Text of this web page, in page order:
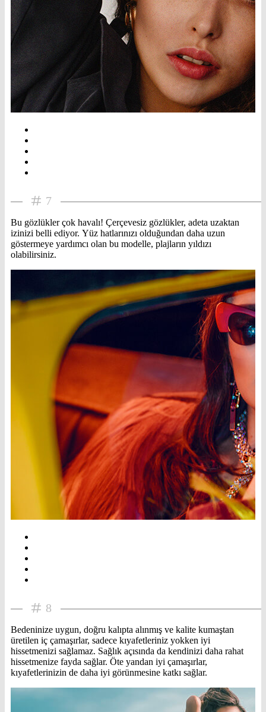
7
Bu gözlükler çok havalı! Çerçevesiz gözlükler, adeta uzaktan
izinizi belli ediyor. Yüz hatlarınızı olduğundan daha uzun
göstermeye yardımcı olan bu modelle, plajların yıldızı
olabilirsiniz.
8
Bedeninize uygun, doğru kalıpta alınmış ve kalite kumaştan
üretilen iç çamaşırlar, sadece kıyafetleriniz yokken iyi
hissetmenizi sağlamaz. Sağlık açısında da kendinizi daha rahat
hissetmenize fayda sağlar. Öte yandan iyi çamaşırlar,
kıyafetlerinizin de daha iyi görünmesine katkı sağlar.